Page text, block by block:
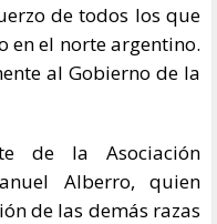
de todos los que
en el norte argentino.
al Gobierno de la
de la Asociación
Alberro, quien
de las demás razas